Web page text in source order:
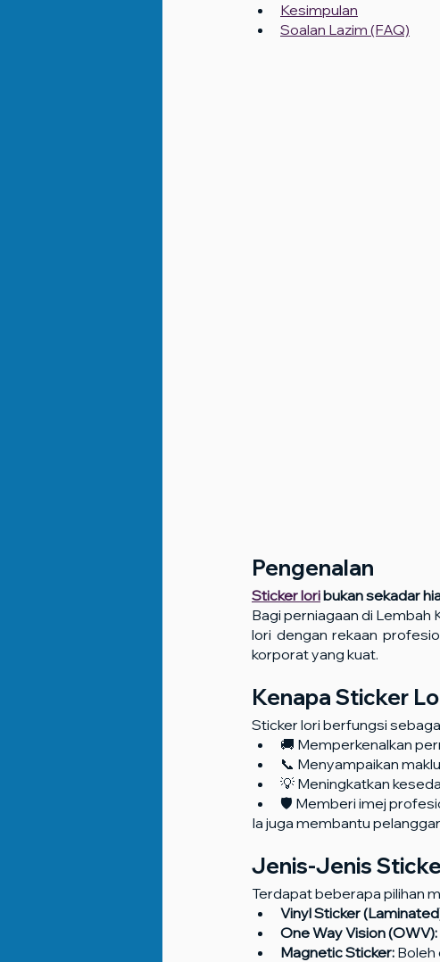
Kesimpulan
Soalan Lazim (FAQ)
Pengenalan
Sticker lori bukan sekadar
Bagi perniagaan di Lembah
lori dengan rekaan
korporat yang kuat.
Kenapa Sticker
Sticker lori berfungsi
🚚 Memperkenalkan
📞 Menyampaikan
💡 Meningkatkan
🛡️ Memberi imej
Ia juga membantu
Jenis-Jenis
Terdapat beberapa pilihan
Vinyl Sticker
One Way Vision (OWV):
Magnetic Sticker: Boleh